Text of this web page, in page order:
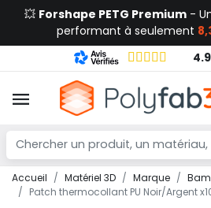
💥 Forshape PETG Premium -
performant à seulement
4.9
Accueil Matériel 3D Marque
Patch thermocollant PU Noir/Argent